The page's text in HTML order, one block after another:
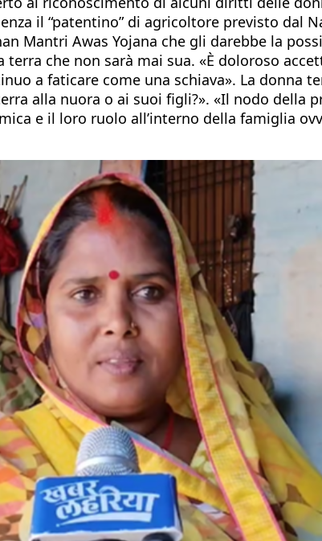
il “patentino” di agricoltore previsto dal
Mantri Awas Yojana che gli darebbe la
che non sarà mai sua. «È doloroso
a faticare come una schiava». La donna
alla nuora o ai suoi figli?». «Il nodo della
e il loro ruolo all’interno della famiglia